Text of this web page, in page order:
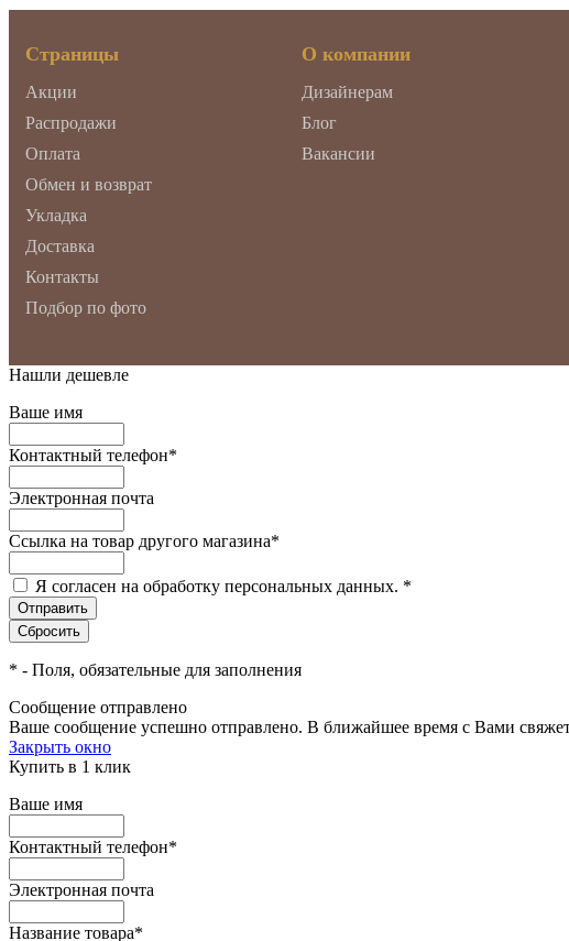
Страницы
Акции
Распродажи
Оплата
Обмен и возврат
Укладка
Доставка
Контакты
Подбор по фото
О компании
Дизайнерам
Блог
Вакансии
Нашли дешевле
Ваше имя
Контактный телефон*
Электронная почта
Ссылка на товар другого магазина*
Я согласен на обработку персональных данных. *
* - Поля, обязательные для заполнения
Сообщение отправлено
Ваше сообщение успешно отправлено. В ближайшее время с Вами
Закрыть окно
Купить в 1 клик
Ваше имя
Контактный телефон*
Электронная почта
Название товара*